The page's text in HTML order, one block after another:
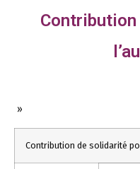
»
Contribution de solidarité